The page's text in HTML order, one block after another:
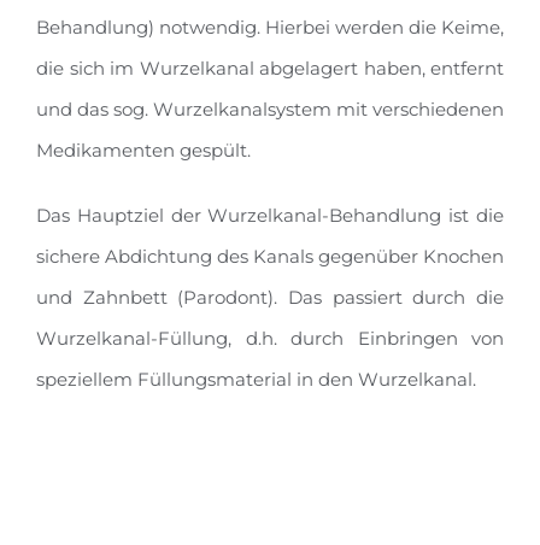
Behandlung) notwendig. Hierbei werden die Keime,
die sich im Wurzelkanal abgelagert haben, entfernt
und das sog. Wurzelkanalsystem mit verschiedenen
Medikamenten gespült.
Das Hauptziel der Wurzelkanal-Behandlung ist die
sichere Abdichtung des Kanals gegenüber Knochen
und Zahnbett (Parodont). Das passiert durch die
Wurzelkanal-Füllung, d.h. durch Einbringen von
speziellem Füllungsmaterial in den Wurzelkanal.